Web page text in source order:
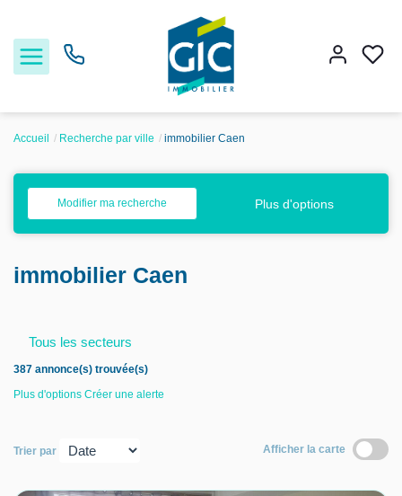
Acheter
Louer
Estimer
Nos services
Nos agences
Accueil Recherche par ville immobilier Caen
Modifier ma recherche Plus d'options
immobilier Caen
Tous les secteurs
387 annonce(s) trouvée(s)
Plus d'options Créer une alerte
Trier par Afficher la carte